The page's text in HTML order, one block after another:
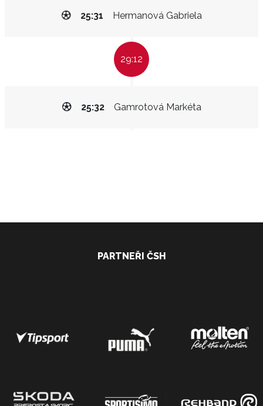
Hermanová Gabriela
25:31
29:12
Gamrotová Markéta
25:32
PARTNEŘI ČSH